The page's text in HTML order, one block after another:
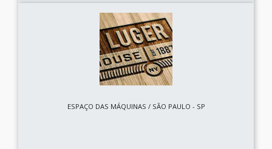
ESPAÇO DAS MÁQUINAS / SÃO PAULO - SP